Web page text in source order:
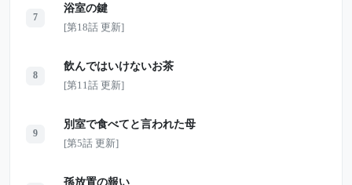
7
浴室の鍵
[第18話 更新]
8
飲んではいけないお茶
[第11話 更新]
9
別室で食べてと言われた母
[第5話 更新]
孫放置の報い